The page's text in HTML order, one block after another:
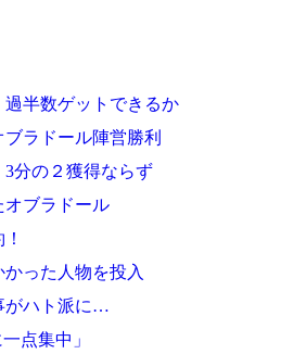
半数ゲットできるか
ラドール陣営勝利
分の２獲得ならず
オブラドール
った人物を投入
がハト派に…
点集中」